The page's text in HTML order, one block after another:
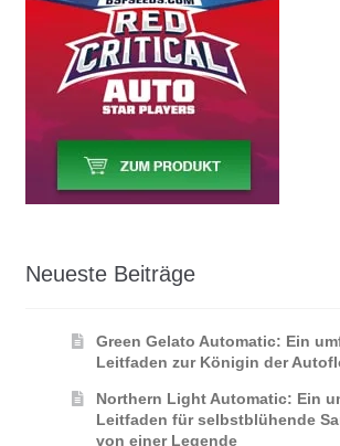
Neueste Beiträge
Green Gelato Automatic: Ein
Leitfaden zur Königin der
Northern Light Automatic: Ein
Leitfaden für selbstblühende
von einer Legende